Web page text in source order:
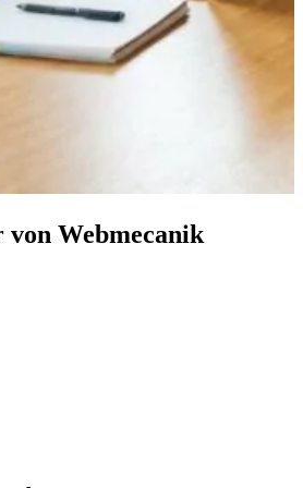
Webmecanik